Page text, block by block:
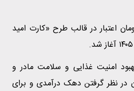
۲ میلیون تومان اعتبار در قالب طرح «کارت امید
امنیت غذایی و سلامت مادر و
در نظر گرفتن دهک درآمدی و برای